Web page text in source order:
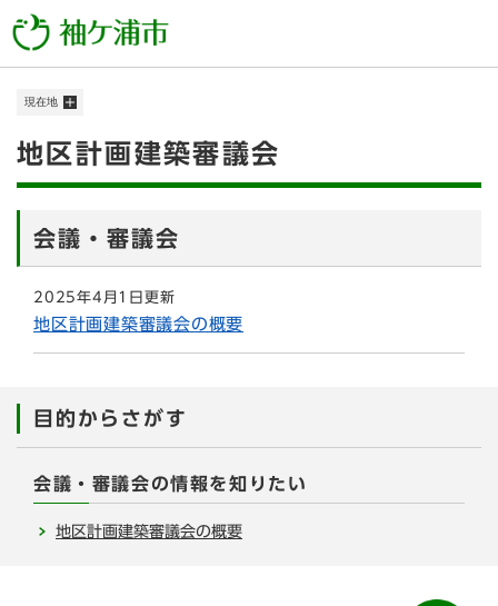
ー
メニューを飛ばして本文へ
現在地
本
地区計画建築審議会
会議・審議会
2025年4月1日更新
地区計画建築審議会の概要
目的からさがす
会議・審議会の情報を知りたい
地区計画建築審議会の概要